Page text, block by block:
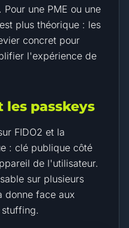
une PME ou une
plus théorique : les
concret pour
l'expérience de
les passkeys
FIDO2 et la
: clé publique côté
de l'utilisateur.
sur plusieurs
donne face aux